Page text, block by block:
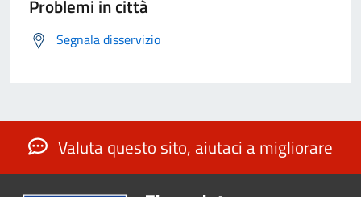
Problemi in città
Segnala disservizio
Valuta questo sito, aiutaci a migliorare